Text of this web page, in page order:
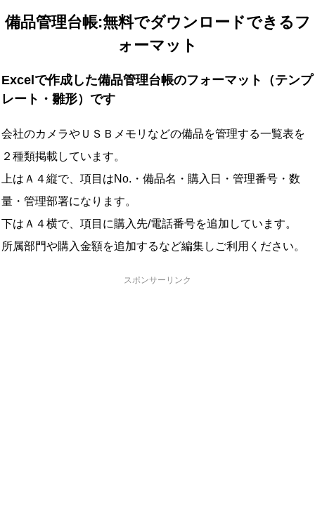
備品管理台帳:無料でダウンロードできるフ
ォーマット
Excelで作成した備品管理台帳のフォーマット（テンプ
レート・雛形）です
会社のカメラやＵＳＢメモリなどの備品を管理する一覧表を
２種類掲載しています。
上はＡ４縦で、項目はNo.・備品名・購入日・管理番号・数
量・管理部署になります。
下はＡ４横で、項目に購入先/電話番号を追加しています。
所属部門や購入金額を追加するなど編集しご利用ください。
スポンサーリンク